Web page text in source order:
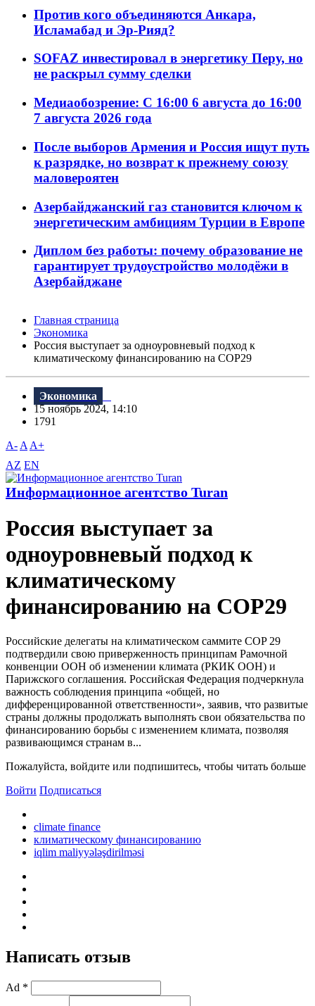
Против кого объединяются Анкара,
Исламабад и Эр-Рияд?
SOFAZ инвестировал в энергетику Перу, но
не раскрыл сумму сделки
Медиаобозрение: С 16:00 6 августа до 16:00
7 августа 2026 года
После выборов Армения и Россия ищут путь
к разрядке, но возврат к прежнему союзу
маловероятен
Азербайджанский газ становится ключом к
энергетическим амбициям Турции в Европе
Диплом без работы: почему образование не
гарантирует трудоустройство молодёжи в
Азербайджане
Главная страница
Экономика
Россия выступает за одноуровневый подход к
климатическому финансированию на COP29
Экономика
15 ноябрь 2024, 14:10
1791
A- A A+
AZ EN
Информационное агентство Turan
Россия выступает за
одноуровневый подход к
климатическому
финансированию на COP29
Российские делегаты на климатическом саммите COP 29
подтвердили свою приверженность принципам Рамочной
конвенции ООН об изменении климата (РКИК ООН) и
Парижского соглашения. Российская Федерация подчеркнула
важность соблюдения принципа «общей, но
дифференцированной ответственности», заявив, что развитые
страны должны продолжать выполнять свои обязательства по
финансированию борьбы с изменением климата, позволяя
развивающимся странам в...
Пожалуйста, войдите или подпишитесь, чтобы читать больше
Войти Подписаться
climate finance
климатическому финансированию
iqlim maliyyələşdirilməsi
Написать отзыв
Ad *